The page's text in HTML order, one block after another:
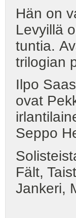
Hän on
Levyillä
tuntia.
trilogian
Ilpo
ovat
Seppo
Fält,
Jankeri,